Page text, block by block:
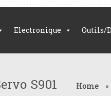
Electronique Outils/
S901 Home »